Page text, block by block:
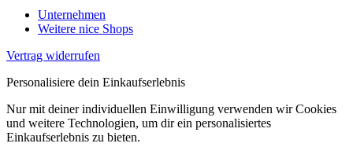
Unternehmen
Weitere nice Shops
Vertrag widerrufen
Personalisiere dein Einkaufserlebnis
Nur mit deiner individuellen Einwilligung verwenden wir Cookies
und weitere Technologien, um dir ein personalisiertes
Einkaufserlebnis zu bieten.